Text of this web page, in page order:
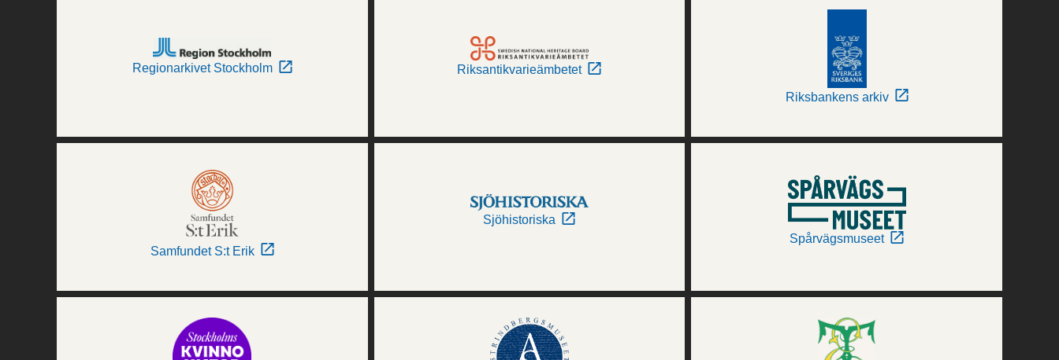
Regionarkivet Stockholm Riksantikvarieämbetet
Riksbankens arkiv
Samfundet S:t Erik
Sjöhistoriska
Spårvägsmuseet